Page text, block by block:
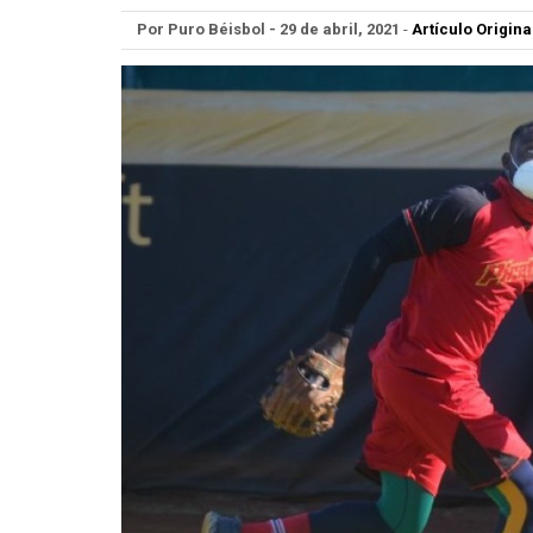
Por Puro Béisbol - 29 de abril, 2021 - Artículo